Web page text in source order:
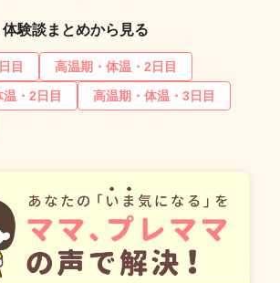
験談まとめから見る
目
高温期・体温・2日目
・2日目
高温期・体温・3日目